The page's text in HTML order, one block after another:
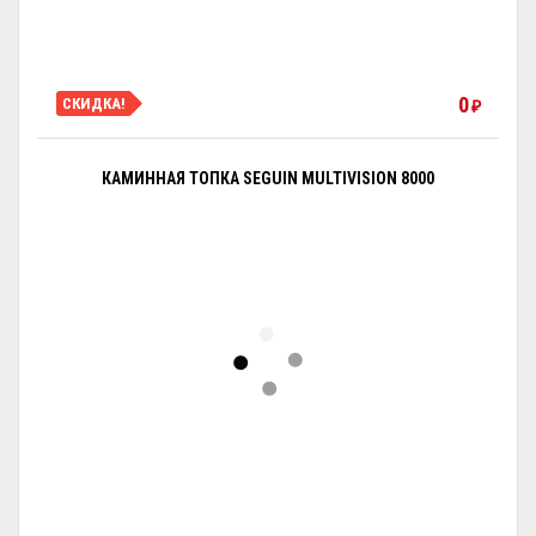
СКИДКА! 0₽
КАМИННАЯ ТОПКА SEGUIN MULTIVISION 8000